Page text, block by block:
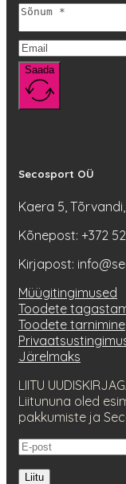
Saada
Secosport OÜ
Kaera 5,
Kõnepost: +372
Kirjapost:
Müügitingimused
Toodete
Toodete tarnimine
Järelmaks
LIITU
Liitununa oled
pakkumiste ja
Liitu